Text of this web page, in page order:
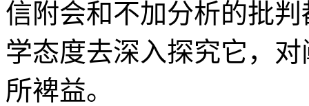
信附会和不加分析的批
学态度去深入探究它，
所裨益。